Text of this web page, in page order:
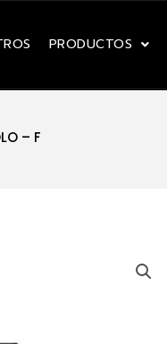
PRODUCTOS
– F